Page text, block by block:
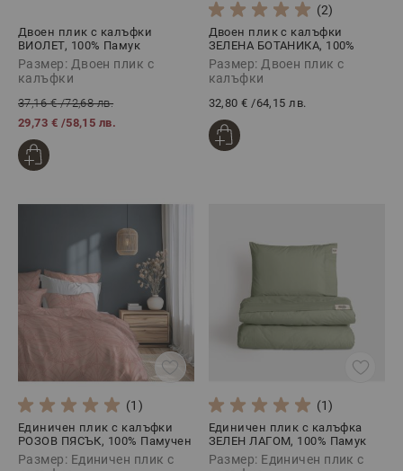
Двоен плик с калъфки
ВИОЛЕТ, 100% Памук
Ранфорс, 3 части
Размер: Двоен плик с
калъфки
37,16 €/72,68 лв.
29,73 € /58,15 лв.
(2)
Двоен плик с калъфки
ЗЕЛЕНА БОТАНИКА, 100%
Памук ранфорс, 3 части
Размер: Двоен плик с
калъфки
32,80 € /64,15 лв.
(1)
Единичен плик с калъфки
РОЗОВ ПЯСЪК, 100% Памучен
сатен, 2 части
Размер: Единичен плик с
(1)
Единичен плик с калъфка
ЗЕЛЕН ЛАГОМ, 100% Памук
Ранфорс, 2 части
Размер: Единичен плик с